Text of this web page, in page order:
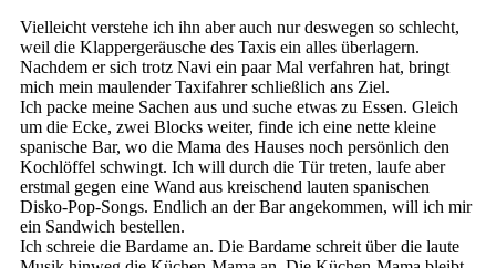
Vielleicht verstehe ich ihn aber auch nur deswegen so schlecht,
weil die Klappergeräusche des Taxis ein alles überlagern.
Nachdem er sich trotz Navi ein paar Mal verfahren hat, bringt
mich mein maulender Taxifahrer schließlich ans Ziel.
Ich packe meine Sachen aus und suche etwas zu Essen. Gleich
um die Ecke, zwei Blocks weiter, finde ich eine nette kleine
spanische Bar, wo die Mama des Hauses noch persönlich den
Kochlöffel schwingt. Ich will durch die Tür treten, laufe aber
erstmal gegen eine Wand aus kreischend lauten spanischen
Disko-Pop-Songs. Endlich an der Bar angekommen, will ich mir
ein Sandwich bestellen.
Ich schreie die Bardame an. Die Bardame schreit über die laute